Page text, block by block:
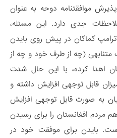
موافقتنامه دوحه به عنوان
جدی دارد. این مسئله،
کماکان در پیش روی بایدن
متنابهی (چه از طرف خود و چه از
اهدا کرده، با این حال شدت
قابل توجهی افزایش داشته و
به صورت قابل توجهی افزایش
مردم افغانستان را برای رسیدن
بایدن برای موفقت خود در